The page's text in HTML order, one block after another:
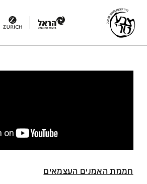
חממת האמנים העצמאים